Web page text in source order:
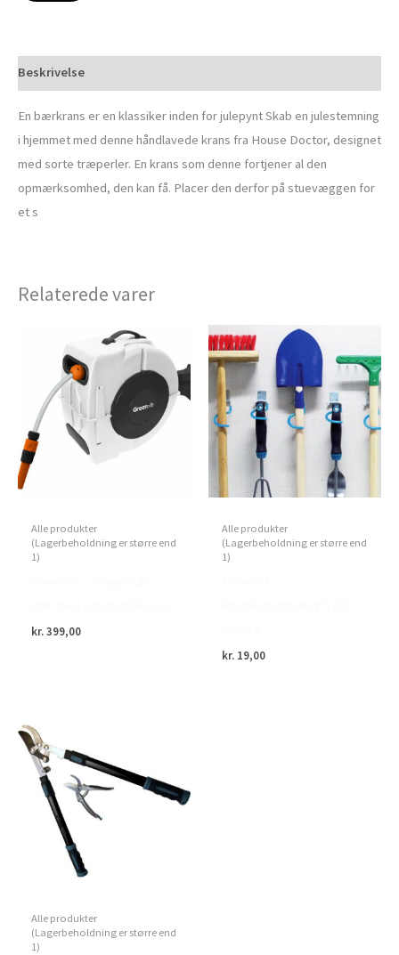
Beskrivelse
En bærkrans er en klassiker inden for julepynt Skab en julestemning
i hjemmet med denne håndlavede krans fra House Doctor, designet
med sorte træperler. En krans som denne fortjener al den
opmærksomhed, den kan få. Placer den derfor på stuevæggen for
et s
Relaterede varer
Alle produkter
(Lagerbeholdning er større end
1)
kr.399,00
Alle produkter
(Lagerbeholdning er større end
1)
kr. 19,00
Alle produkter
(Lagerbeholdning er større end
1)